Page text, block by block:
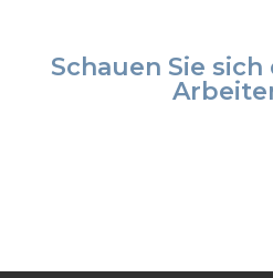
Schauen Sie